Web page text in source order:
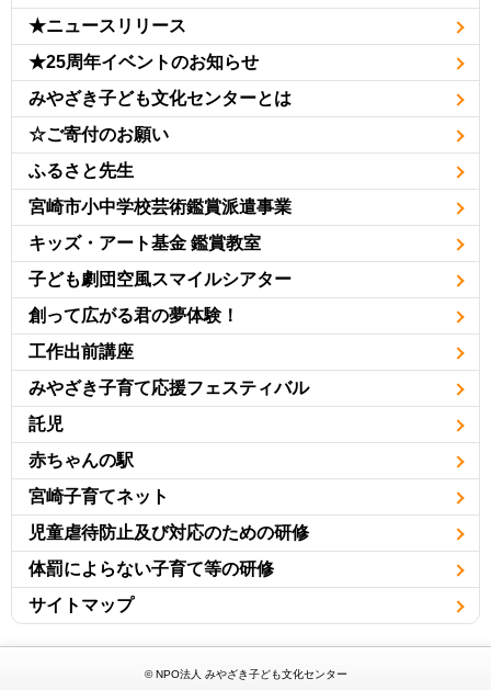
★ニュースリリース
★25周年イベントのお知らせ
みやざき子ども文化センターとは
☆ご寄付のお願い
ふるさと先生
宮崎市小中学校芸術鑑賞派遣事業
キッズ・アート基金 鑑賞教室
子ども劇団空風スマイルシアター
創って広がる君の夢体験！
工作出前講座
みやざき子育て応援フェスティバル
託児
赤ちゃんの駅
宮崎子育てネット
児童虐待防止及び対応のための研修
体罰によらない子育て等の研修
サイトマップ
© NPO法人 みやざき子ども文化センター